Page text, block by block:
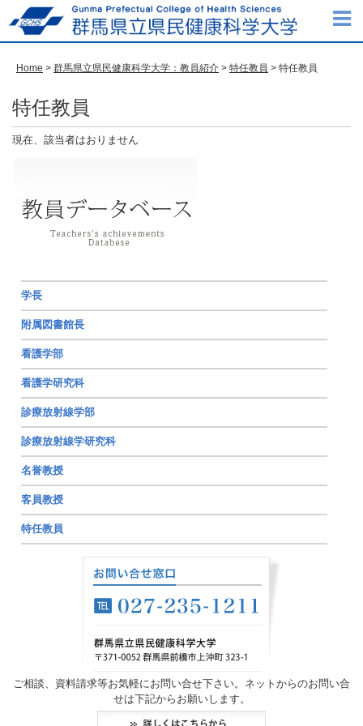
Home > 群馬県立県民健康科学大学：教員紹介 > 特任教員 > 特任教員
特任教員
現在、該当者はおりません
学長
附属図書館長
看護学部
看護学研究科
診療放射線学部
診療放射線学研究科
名誉教授
客員教授
特任教員
ご相談、資料請求等お気軽にお問い合せ下さい。ネットからのお問い合
せは下記からお願いします。